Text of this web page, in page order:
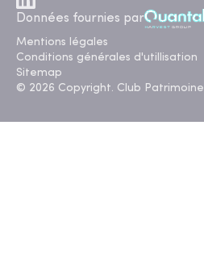
Données fournies par
Mentions légales
Conditions générales d'utillisation
Sitemap
© 2026 Copyright. Club Patrimoine